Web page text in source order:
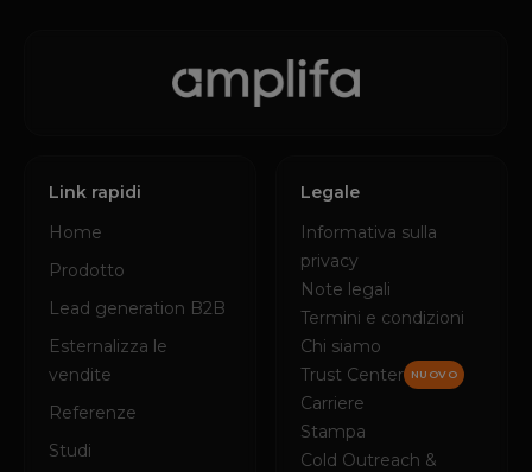
Link rapidi
Home
Prodotto
Lead generation B2B
Esternalizza le
vendite
Referenze
Studi
Legale
Informativa sulla
privacy
Note legali
Termini e condizioni
Chi siamo
Trust Center
NUOVO
Carriere
Stampa
Cold Outreach &